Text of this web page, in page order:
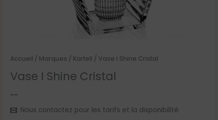
Accueil / Marques / Kartell / Vase I Shine Cristal
Vase I Shine Cristal
--
Nous contactez pour les tarifs et la disponibilité